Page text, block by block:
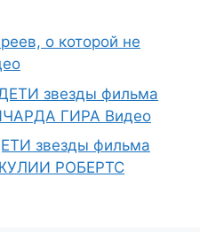
о которой не
звезды фильма
ГИРА Видео
звезды фильма
РОБЕРТС